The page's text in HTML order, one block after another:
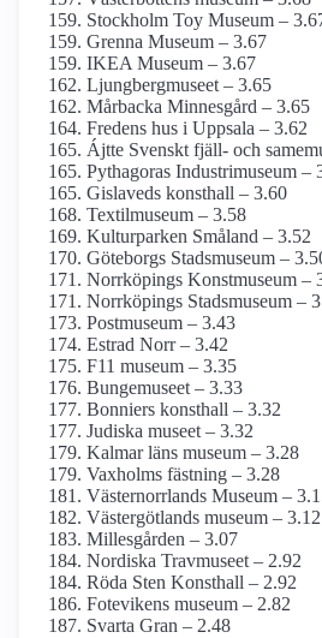
Stockholm Toy Museum –
Grenna Museum – 3.67
IKEA Museum – 3.67
Ljungberg­museet – 3.65
Mårbacka Minnesgård – 3.65
Fredens hus i Uppsala – 3.62
Ájtte Svenskt fjäll- och
Pythagoras Industrimuseum –
Gislaveds konsthall – 3.60
Textilmuseum – 3.58
Kulturparken Småland – 3.52
Göteborgs Stadsmuseum –
Norrköpings Konstmuseum –
Norrköpings Stadsmuseum –
Postmuseum – 3.43
Estrad Norr – 3.42
F11 museum – 3.35
Bungemuseet – 3.33
Bonniers konsthall – 3.32
Judiska museet – 3.32
Kalmar läns museum – 3.28
Vaxholms fästning – 3.28
Västernorrlands Museum –
Västergötlands museum – 3.12
Millesgården – 3.07
Nordiska Travmuseet – 2.92
Röda Sten Konsthall – 2.92
Fotevikens museum – 2.82
Svarta Gran – 2.48